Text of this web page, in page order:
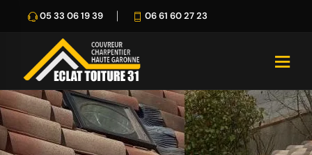
05 33 06 19 39 06 61 60 27 23